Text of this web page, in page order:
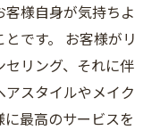
様自身が気持ちよ
です。 お客様がリ
リング、それに伴
スタイルやメイク
最高のサービスを